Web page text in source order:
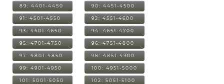
89: 4401-4450 90: 4451-4500
91: 4501-4550 92: 4551-4600
93: 4601-4650 94: 4651-4700
95: 4701-4750 96: 4751-4800
97: 4801-4850 98: 4851-4900
99: 4901-4950 100: 4951-5000
101: 5001-5050 102: 5051-5100